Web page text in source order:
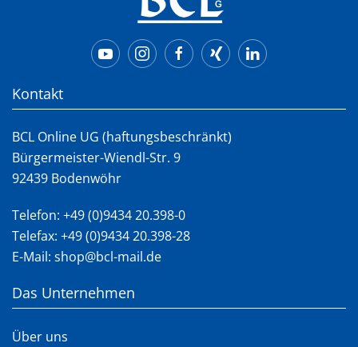
Kontakt
BCL Online UG (haftungsbeschränkt)
Bürgermeister-Wiendl-Str. 9
92439 Bodenwöhr
Telefon: +49 (0)9434 20.398-0
Telefax: +49 (0)9434 20.398-28
E-Mail: shop@bcl-mail.de
Das Unternehmen
Über uns